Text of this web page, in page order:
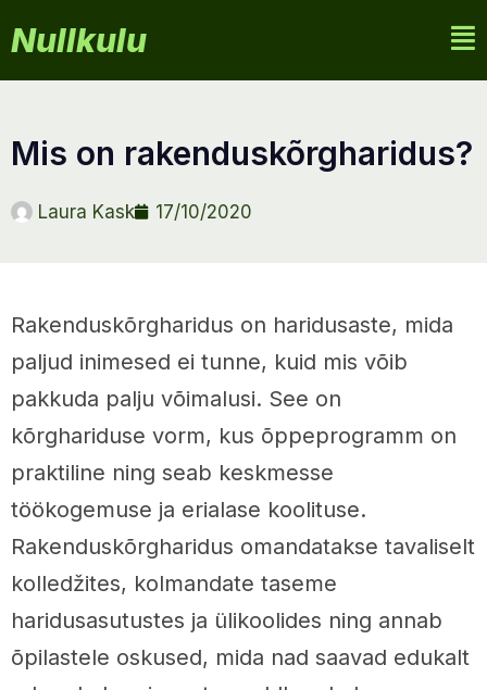
Nullkulu
mis on rakenduskõrgharidus?
Laura Kask 17/10/2020
Rakenduskõrgharidus on haridusaste, mida
paljud inimesed ei tunne, kuid mis võib
pakkuda palju võimalusi. See on
kõrghariduse vorm, kus õppeprogramm on
praktiline ning seab keskmesse
töökogemuse ja erialase koolituse.
Rakenduskõrgharidus omandatakse tavaliselt
kolledžites, kolmandate taseme
haridusasutustes ja ülikoolides ning annab
õpilastele oskused, mida nad saavad edukalt